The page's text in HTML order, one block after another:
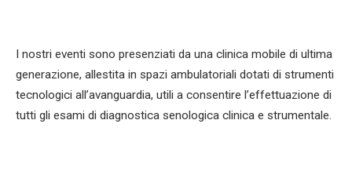
I nostri eventi sono presenziati da una clinica mobile di ultima
generazione, allestita in spazi ambulatoriali dotati di strumenti
tecnologici all’avanguardia, utili a consentire l’effettuazione di
tutti gli esami di diagnostica senologica clinica e strumentale.